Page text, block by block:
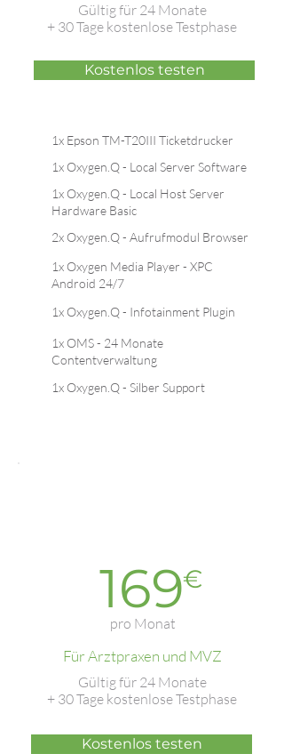
Gültig für 24 Monate
+ 30 Tage kostenlose Testphase
Kostenlos testen
1x Epson TM-T20III Ticketdrucker
1x Oxygen.Q - Local Server Software
1x Oxygen.Q - Local Host Server
Hardware Basic
2x Oxygen.Q - Aufrufmodul Browser
1x Oxygen Media Player - XPC
Android 24/7
1x Oxygen.Q - Infotainment Plugin
1x OMS - 24 Monate
Contentverwaltung
1x Oxygen.Q - Silber Support
169€
pro Monat
Für Arztpraxen und MVZ
Gültig für 24 Monate
+ 30 Tage kostenlose Testphase
Kostenlos testen